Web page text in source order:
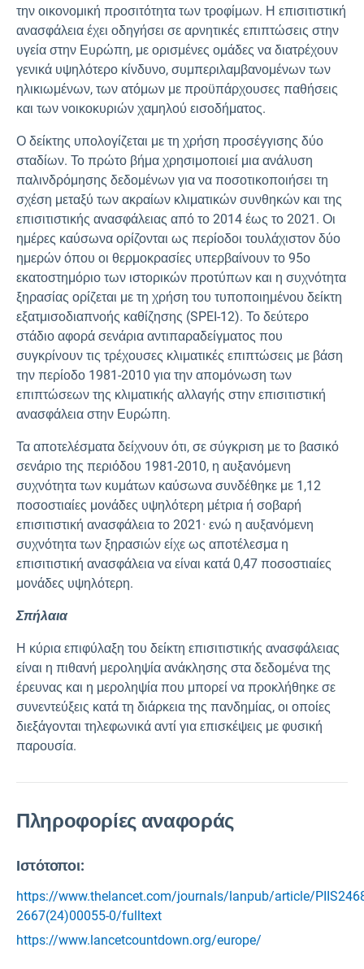
την οικονομική προσιτότητα των τροφίμων. Η επισιτιστική
ανασφάλεια έχει οδηγήσει σε αρνητικές επιπτώσεις στην
υγεία στην Ευρώπη, με ορισμένες ομάδες να διατρέχουν
γενικά υψηλότερο κίνδυνο, συμπεριλαμβανομένων των
ηλικιωμένων, των ατόμων με προϋπάρχουσες παθήσεις
και των νοικοκυριών χαμηλού εισοδήματος.
Ο δείκτης υπολογίζεται με τη χρήση προσέγγισης δύο
σταδίων. Το πρώτο βήμα χρησιμοποιεί μια ανάλυση
παλινδρόμησης δεδομένων για να ποσοτικοποιήσει τη
σχέση μεταξύ των ακραίων κλιματικών συνθηκών και της
επισιτιστικής ανασφάλειας από το 2014 έως το 2021. Οι
ημέρες καύσωνα ορίζονται ως περίοδοι τουλάχιστον δύο
ημερών όπου οι θερμοκρασίες υπερβαίνουν το 95ο
εκατοστημόριο των ιστορικών προτύπων και η συχνότητα
ξηρασίας ορίζεται με τη χρήση του τυποποιημένου δείκτη
εξατμισοδιαπνοής καθίζησης (SPEI-12). Το δεύτερο
στάδιο αφορά σενάρια αντιπαραδείγματος που
συγκρίνουν τις τρέχουσες κλιματικές επιπτώσεις με βάση
την περίοδο 1981-2010 για την απομόνωση των
επιπτώσεων της κλιματικής αλλαγής στην επισιτιστική
ανασφάλεια στην Ευρώπη.
Τα αποτελέσματα δείχνουν ότι, σε σύγκριση με το βασικό
σενάριο της περιόδου 1981-2010, η αυξανόμενη
συχνότητα των κυμάτων καύσωνα συνδέθηκε με 1,12
ποσοστιαίες μονάδες υψηλότερη μέτρια ή σοβαρή
επισιτιστική ανασφάλεια το 2021· ενώ η αυξανόμενη
συχνότητα των ξηρασιών είχε ως αποτέλεσμα η
επισιτιστική ανασφάλεια να είναι κατά 0,47 ποσοστιαίες
μονάδες υψηλότερη.
Σπήλαια
Η κύρια επιφύλαξη του δείκτη επισιτιστικής ανασφάλειας
είναι η πιθανή μεροληψία ανάκλησης στα δεδομένα της
έρευνας και η μεροληψία που μπορεί να προκλήθηκε σε
συνεντεύξεις κατά τη διάρκεια της πανδημίας, οι οποίες
διεξάγονται τηλεφωνικά αντί για επισκέψεις με φυσική
παρουσία.
Πληροφορίες αναφοράς
Ιστότοποι:
https://www.thelancet.com/journals/lanpub/article/
2667(24)00055-0/fulltext
https://www.lancetcountdown.org/europe/